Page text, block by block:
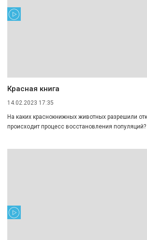
Красная книга
14.02.2023 17:35
На каких краснокнижных животных разрешили
происходит процесс восстановления популяций?